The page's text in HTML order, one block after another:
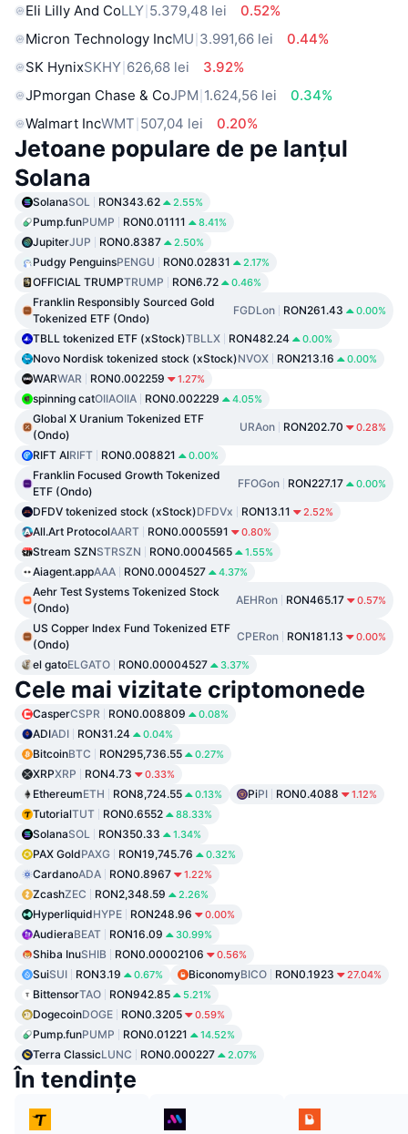
Eli Lilly And CoLLY 5.379,48 lei
0.52%
Micron Technology IncMU 3.991,66 lei
0.44%
SK HynixSKHY 626,68 lei
3.92%
JPmorgan Chase & CoJPM 1.624,56 lei
0.34%
Walmart IncWMT 507,04 lei 0.20%
Jetoane populare de pe lanțul
Solana
SolanaSOL RON343.62 2.55%
Pump.funPUMP RON0.01111 8.41%
JupiterJUP RON0.8387 2.50%
Pudgy PenguinsPENGU RON0.02831 2.17%
OFFICIAL TRUMPTRUMP RON6.72 0.46%
Franklin Responsibly Sourced Gold
Tokenized ETF (Ondo)
FGDLon RON261.43 0.00%
TBLL tokenized ETF (xStock)TBLLX RON482.24 0.00%
Novo Nordisk tokenized stock (xStock)NVOX RON213.16 0.00%
WARWAR RON0.002259 1.27%
spinning catOIIAOIIA RON0.002229 4.05%
Global X Uranium Tokenized ETF
(Ondo)
URAon RON202.70 0.28%
RIFT AIRIFT RON0.008821 0.00%
Franklin Focused Growth Tokenized
ETF (Ondo)
FFOGon RON227.17 0.00%
DFDV tokenized stock (xStock)DFDVx RON13.11 2.52%
All.Art ProtocolAART RON0.0005591 0.80%
Stream SZNSTRSZN RON0.0004565 1.55%
Aiagent.appAAA RON0.0004527 4.37%
Aehr Test Systems Tokenized Stock
(Ondo)
AEHRon RON465.17 0.57%
US Copper Index Fund Tokenized ETF
(Ondo)
CPERon RON181.13 0.00%
el gatoELGATO RON0.00004527 3.37%
Cele mai vizitate criptomonede
CasperCSPR RON0.008809 0.08%
ADIADI RON31.24 0.04%
BitcoinBTC RON295,736.55 0.27%
XRPXRP RON4.73 0.33%
EthereumETH RON8,724.55 0.13% PiPI RON0.4088 1.12%
TutorialTUT RON0.6552 88.33%
SolanaSOL RON350.33 1.34%
PAX GoldPAXG RON19,745.76 0.32%
CardanoADA RON0.8967 1.22%
ZcashZEC RON2,348.59 2.26%
HyperliquidHYPE RON248.96 0.00%
AudieraBEAT RON16.09 30.99%
Shiba InuSHIB RON0.00002106 0.56%
SuiSUI RON3.19 0.67% BiconomyBICO RON0.1923 27.04%
BittensorTAO RON942.85 5.21%
DogecoinDOGE RON0.3205 0.59%
Pump.funPUMP RON0.01221 14.52%
Terra ClassicLUNC RON0.000227 2.07%
În tendințe